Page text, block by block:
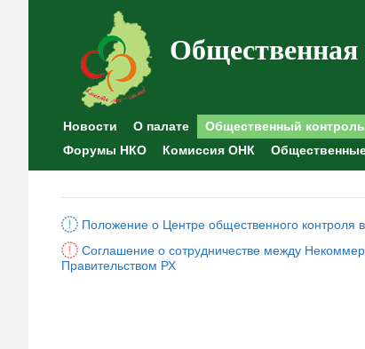
Новости О палате Общественный контроль
Форумы НКО
Комиссия ОНК
Положение о Центре общественного контроля
Соглашение о сотрудничестве между
Правительством РХ